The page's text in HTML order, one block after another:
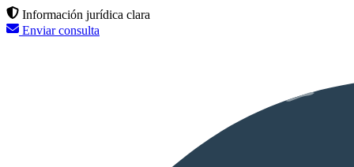
Información jurídica clara
Enviar consulta